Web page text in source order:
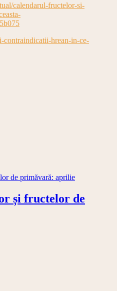
calendarul-fructelor-si-
contraindicatii-hrean-in-ce-
și fructelor de